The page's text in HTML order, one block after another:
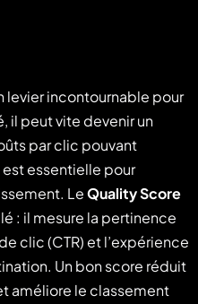
levier incontournable pour
il peut vite devenir un
par clic pouvant
essentielle pour
LeQuality Score
: il mesure la pertinence
clic (CTR) et l’expérience
Un bon score réduit
améliore le classement